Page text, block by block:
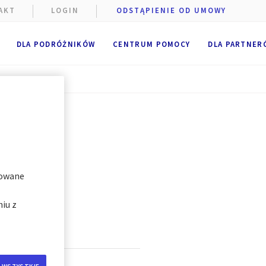
DLA PODRÓŻNIKÓW CENTRUM POMOCY DLA
LOGIN ODSTĄPIENIE OD UMOWY
plików
z